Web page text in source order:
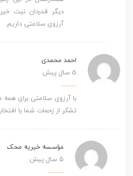
دیگر قدردان نیت
آرزوی سلامتی داریم.
احمد محمدی
5 سال پیش
با آرزوی سلامتی برای
تشکر از زحمات شما با
مؤسسه خیریه محک
5 سال پیش